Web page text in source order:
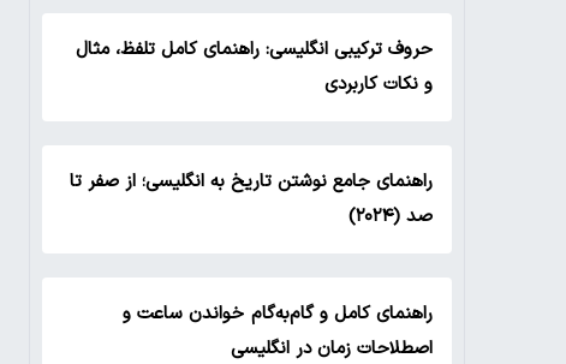
حروف ترکیبی انگلیسی: راهنمای کامل تلفظ، مثال
و نکات کاربردی
راهنمای جامع نوشتن تاریخ به انگلیسی؛ از صفر تا
صد (۲۰۲۴)
راهنمای کامل و گام‌به‌گام خواندن ساعت و
اصطلاحات زمان در انگلیسی